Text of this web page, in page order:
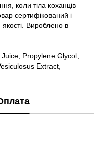
коли тіла коханців
сертифікований і
якості. Вироблено в
Propylene Glycol,
Extract,